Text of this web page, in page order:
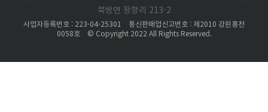
북방면 장항리 213-2
사업자등록번호 : 223-04-25301 통신판매업신고번호 : 제2010 강원홍천
0058호 © Copyright 2022 All Rights Reserved.